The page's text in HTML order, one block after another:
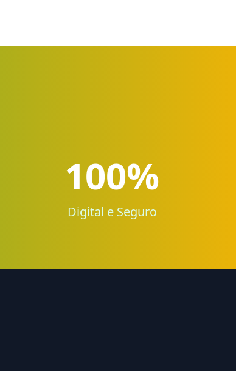
100%
Digital e Seguro